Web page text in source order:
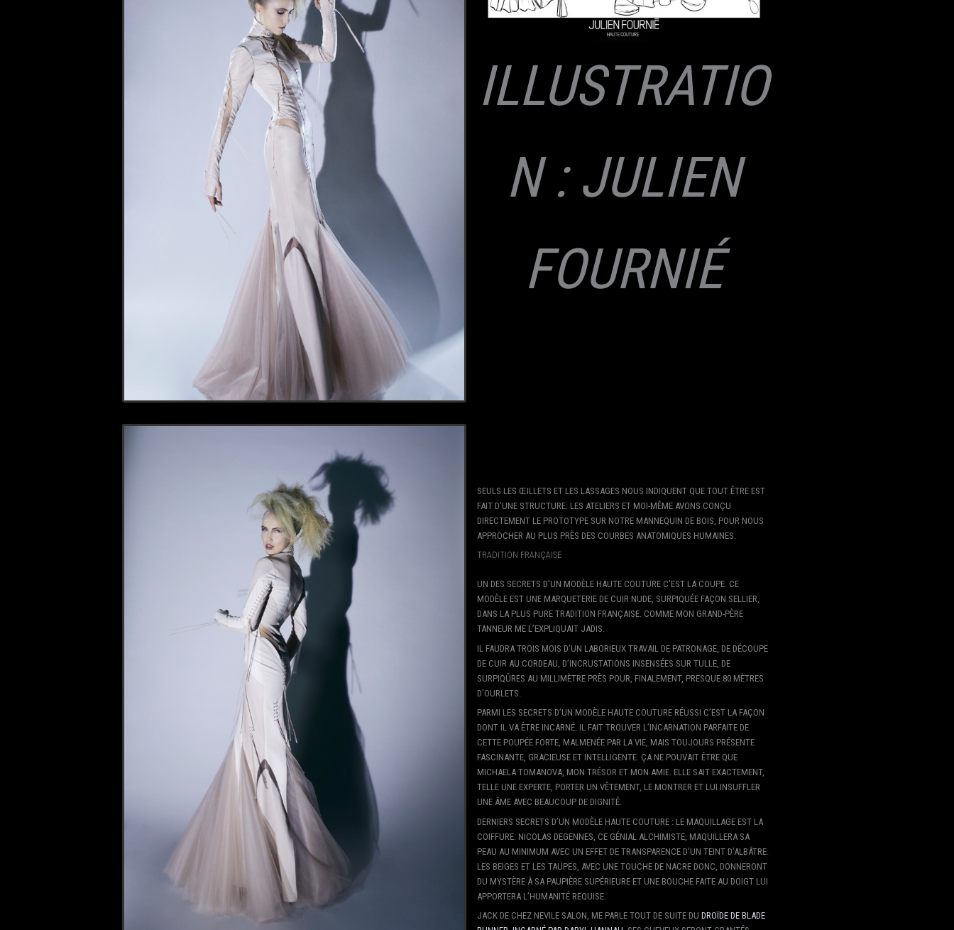
ILLUSTRATIO
N : JULIEN
FOURNIÉ
SEULS LES ŒILLETS ET LES LASSAGES NOUS INDIQUENT QUE TOUT ÊTRE EST
FAIT D’UNE STRUCTURE. LES ATELIERS ET MOI-MÊME AVONS CONÇU
DIRECTEMENT LE PROTOTYPE SUR NOTRE MANNEQUIN DE BOIS, POUR NOUS
APPROCHER AU PLUS PRÈS DES COURBES ANATOMIQUES HUMAINES.
TRADITION FRANÇAISE
UN DES SECRETS D’UN MODÈLE HAUTE COUTURE C’EST LA COUPE. CE
MODÈLE EST UNE MARQUETERIE DE CUIR NUDE, SURPIQUÉE FAÇON SELLIER,
DANS LA PLUS PURE TRADITION FRANÇAISE. COMME MON GRAND-PÈRE
TANNEUR ME L’EXPLIQUAIT JADIS.
IL FAUDRA TROIS MOIS D’UN LABORIEUX TRAVAIL DE PATRONAGE, DE DÉCOUPE
DE CUIR AU CORDEAU, D’INCRUSTATIONS INSENSÉES SUR TULLE, DE
SURPIQÛRES AU MILLIMÈTRE PRÈS POUR, FINALEMENT, PRESQUE 80 MÈTRES
D’OURLETS.
PARMI LES SECRETS D’UN MODÈLE HAUTE COUTURE RÉUSSI C’EST LA FAÇON
DONT IL VA ÊTRE INCARNÉ. IL FAIT TROUVER L’INCARNATION PARFAITE DE
CETTE POUPÉE FORTE, MALMENÉE PAR LA VIE, MAIS TOUJOURS PRÉSENTE
FASCINANTE, GRACIEUSE ET INTELLIGENTE. ÇA NE POUVAIT ÊTRE QUE
MICHAELA TOMANOVA, MON TRÉSOR ET MON AMIE. ELLE SAIT EXACTEMENT,
TELLE UNE EXPERTE, PORTER UN VÊTEMENT, LE MONTRER ET LUI INSUFFLER
UNE ÂME AVEC BEAUCOUP DE DIGNITÉ.
DERNIERS SECRETS D’UN MODÈLE HAUTE COUTURE : LE MAQUILLAGE EST LA
COIFFURE. NICOLAS DEGENNES, CE GÉNIAL ALCHIMISTE, MAQUILLERA SA
PEAU AU MINIMUM AVEC UN EFFET DE TRANSPARENCE D’UN TEINT D’ALBÂTRE.
LES BEIGES ET LES TAUPES, AVEC UNE TOUCHE DE NACRE DONC, DONNERONT
DU MYSTÈRE À SA PAUPIÈRE SUPÉRIEURE ET UNE BOUCHE FAITE AU DOIGT LUI
APPORTERA L’HUMANITÉ REQUISE.
JACK DE CHEZ NEVILE SALON, ME PARLE TOUT DE SUITE DU DROÏDE DE BLADE